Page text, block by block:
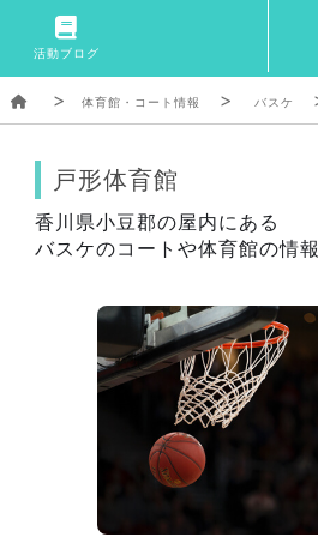
活動ブログ
体育館・コート情報 バスケ
戸形体育館
香川県小豆郡の屋内にある
バスケのコートや体育館の情報